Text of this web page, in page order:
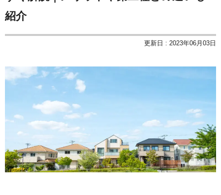
紹介
更新日 : 2023年06月03日